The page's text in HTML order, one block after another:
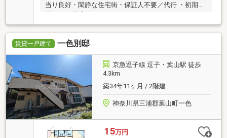
当り良好・閑静な住宅街・保証人不要／代行 ・初期費
賃貸一戸建て 一色別邸
京急逗子線 逗子・葉山駅 徒歩
4.3km
築34年11ヶ月 / 2階建
神奈川県三浦郡葉山町一色
15万円